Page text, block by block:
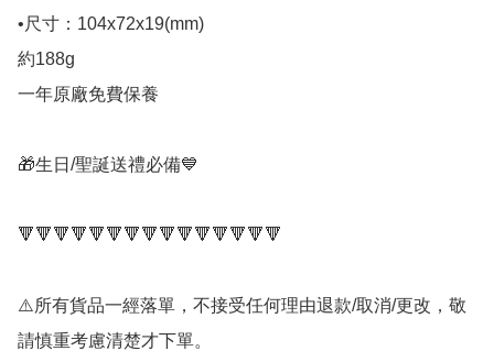
•尺寸：104x72x19(mm)
約188g
一年原廠免費保養
🎁生日/聖誕送禮必備💙
🔻🔻🔻🔻🔻🔻🔻🔻🔻🔻🔻🔻🔻🔻🔻
⚠️所有貨品一經落單，不接受任何理由退款/取消/更改，敬
請慎重考慮清楚才下單。